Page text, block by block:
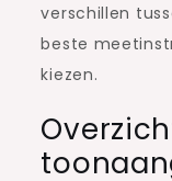
verschillen
beste
kiezen.